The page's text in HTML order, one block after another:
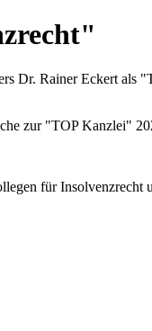
Dr. Rainer Eckert
zur "TOP Kanzlei"
für